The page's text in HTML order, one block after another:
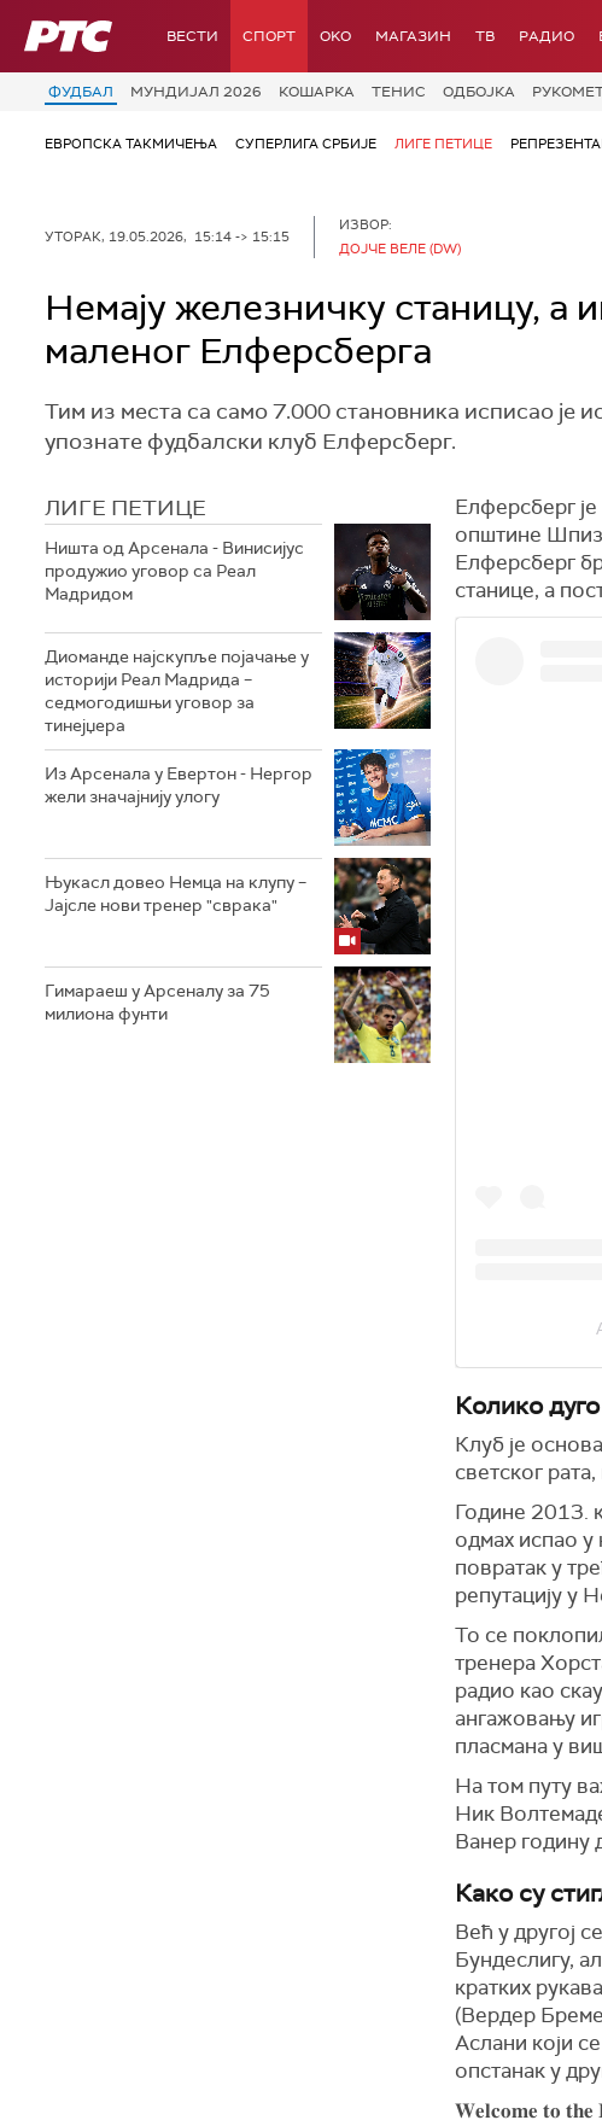
РТС ВЕСТИ СПОРТ OKO МАГАЗИН ТВ РАДИО
ФУДБАЛ МУНДИЈАЛ 2026 КОШАРКА ТЕНИС ОДБОЈКА
ЕВРОПСКА ТАКМИЧЕЊА СУПЕРЛИГА СРБИЈЕ ЛИГЕ ПЕТИЦЕ
УТОРАК, 19.05.2026, 15:14 -> 15:15
ИЗВОР:
ДОЈЧЕ ВЕЛЕ (DW)
Немају железничку станицу, а
маленог Елферсберга
Тим из места са само 7.000 становника исписао је
упознате фудбалски клуб Елферсберг.
ЛИГЕ ПЕТИЦЕ
Ништа од Арсенала - Винисијус
продужио уговор са Реал
Мадридом
Диоманде најскупље појачање у
историји Реал Мадрида –
седмогодишњи уговор за
тинејџера
Из Арсенала у Евертон - Нергор
жели значајнију улогу
Њукасл довео Немца на клупу –
Јајсле нови тренер "сврака"
Гимараеш у Арсеналу за 75
милиона фунти
Елферсберг
општине
Елферсберг
станице, а
Колико
Клуб је
светског
Године 2013.
одмах испао
повратак у
репутацију у
То се
тренера
радио као
ангажовању
пласмана у
На том путу
Ник
Ванер годину
Како су
Већ у другој
Бундеслигу,
кратких
(Вердер
Аслани који
опстанак у
𝐖𝐞𝐥𝐜𝐨𝐦𝐞 𝐭𝐨 𝐭𝐡𝐞